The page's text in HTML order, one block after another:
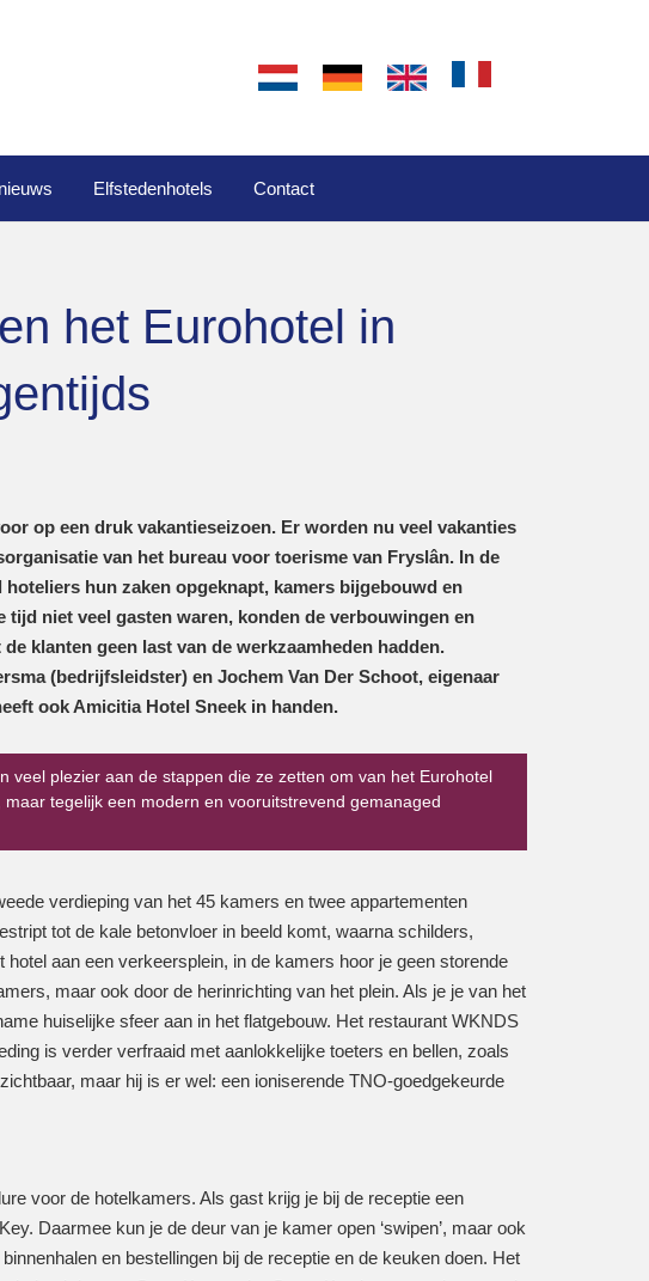
Elfstedenhotels Contact
het Eurohotel in
op een druk vakantieseizoen. Er worden nu veel vakanties
van het bureau voor toerisme van Fryslân. In de
hun zaken opgeknapt, kamers bijgebouwd en
niet veel gasten waren, konden de verbouwingen en
klanten geen last van de werkzaamheden hadden.
(bedrijfsleidster) en Jochem Van Der Schoot, eigenaar
ook Amicitia Hotel Sneek in handen.
veel plezier aan de stappen die ze zetten om van het Eurohotel
tegelijk een modern en vooruitstrevend gemanaged
verdieping van het 45 kamers en twee appartementen
tot de kale betonvloer in beeld komt, waarna schilders,
aan een verkeersplein, in de kamers hoor je geen storende
maar ook door de herinrichting van het plein. Als je je van het
huiselijke sfeer aan in het flatgebouw. Het restaurant WKNDS
is verder verfraaid met aanlokkelijke toeters en bellen, zoals
maar hij is er wel: een ioniserende TNO-goedgekeurde
voor de hotelkamers. Als gast krijg je bij de receptie een
Daarmee kun je de deur van je kamer open ‘swipen’, maar ook
en bestellingen bij de receptie en de keuken doen. Het